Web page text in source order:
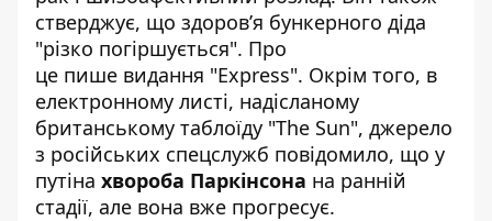
стверджує, що здоров’я бункерного діда
"різко погіршується". Про
це пише видання "Express". Окрім того, в
електронному листі, надісланому
британському таблоїду "The Sun", джерело
з російських спецслужб повідомило, що у
путіна хвороба Паркінсона на ранній
стадії, але вона вже прогресує.